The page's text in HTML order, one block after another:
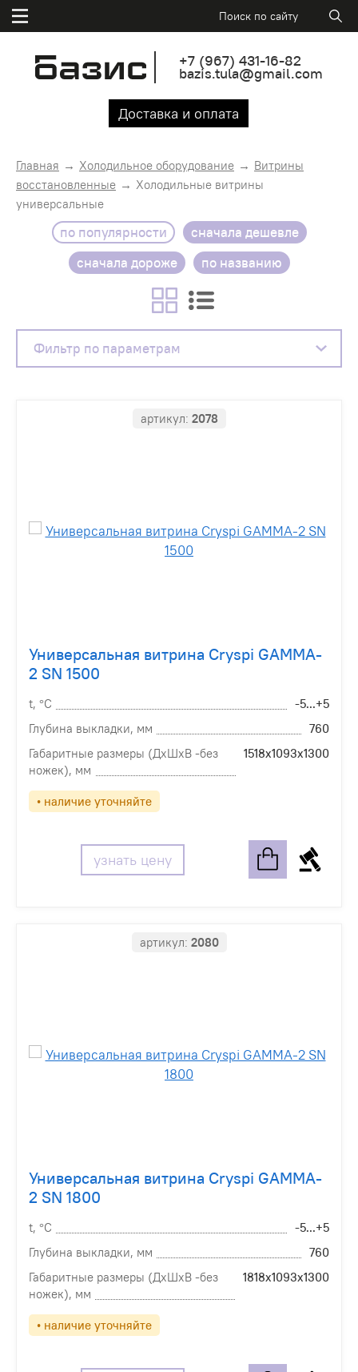
+7 (967) 431-16-82
bazis.tula@gmail.com
Доставка и оплата
Главная Холодильное оборудование
Витрины
восстановленные
Холодильные витрины
универсальные
по популярности
сначала дешевле
сначала дороже
по названию
Фильтр по параметрам
артикул: 2078
Универсальная витрина Cryspi GAMMA-
2 SN 1500
t, °С
-5...+5
Глубина выкладки, мм
760
Габаритные размеры (ДхШхВ -без
ножек), мм
1518х1093х1300
• наличие уточняйте
узнать цену
артикул: 2080
Универсальная витрина Cryspi GAMMA-
2 SN 1800
t, °С
-5...+5
Глубина выкладки, мм
760
Габаритные размеры (ДхШхВ -без
ножек), мм
1818х1093х1300
• наличие уточняйте